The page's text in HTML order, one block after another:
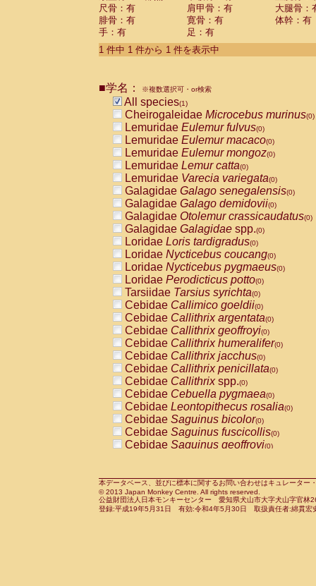
Cebidae Saguinus weddelli
Cebidae Saguinusspp.
Cebidae Aotus trivirgatus
Cebidae Cebus albifrons
CebidaeCebus nigrivittatus
CebidaeCebus
CebidaeSaimiri boliviensis(0)
CebidaeSaimiri sciureus(0)
AtelidaeAlouatta caraya(0)
AtelidaeAlouatta fusca(0)
AtelidaeAlouatta seniculus
AtelidaeAlouattaspp.(0)
AtelidaeAteles belzebuth(0)
AtelidaeAteles geoffroyi(0)
AtelidaeAteles paniscus(0)
AtelidaeAtelesspp.(0)
Atelidae Lagothrix lagothricha
AtelidaeLagothrix lagothricha cana
PitheciidaeCacajao calvus
PitheciidaeCallicebus cupreus
PitheciidaeCallicebus donacophilus
PitheciidaeCallicebus moloch
PitheciidaeCallicebus torquatus
PitheciidaeCallicebusspp.(0)
PitheciidaeChiropotes satanas(0)
PitheciidaePithecia monachus
PitheciidaePithecia pithecia(0)
CercopithecidaeCercocebus agilis
CercopithecidaeCercocebus
CercopithecidaeCercocebus
CercopithecidaeCercocebus
CercopithecidaeCercocebus
CercopithecidaeCercocebushybrid
CercopithecidaePapio anubis(0)
CercopithecidaePapio cynocephalus
CercopithecidaePapio hamadryas(0)
尺骨：有
肩甲骨：有
大腿骨：
腓骨：有
寛骨：有
体幹：有
手：有
足：有
1 件中 1 件から 1 件を表示中
■学名： ※複数選択可・or検索
All species(1)
Cheirogaleidae Microcebus murinus(0)
Lemuridae Eulemur fulvus(0)
Lemuridae Eulemur macaco(0)
Lemuridae Eulemur mongoz(0)
Lemuridae Lemur catta(0)
Lemuridae Varecia variegata(0)
Galagidae Galago senegalensis(0)
Galagidae Galago demidovii(0)
Galagidae Otolemur crassicaudatus(0)
Galagidae Galagidae spp.(0)
Loridae Loris tardigradus(0)
Loridae Nycticebus coucang(0)
Loridae Nycticebus pygmaeus(0)
Loridae Perodicticus potto(0)
Tarsiidae Tarsius syrichta(0)
Cebidae Callimico goeldii(0)
Cebidae Callithrix argentata(0)
Cebidae Callithrix geoffroyi(0)
Cebidae Callithrix humeralifer(0)
Cebidae Callithrix jacchus(0)
Cebidae Callithrix penicillata(0)
Cebidae Callithrixspp.(0)
Cebidae Cebuella pygmaea(0)
Cebidae Leontopithecus rosalia(0)
Cebidae Saguinus bicolor(0)
Cebidae Saguinus fuscicollis(0)
Cebidae Saguinus geoffroyi(0)
CebidaeSaguinus leucopus(0)
CebidaeSaguinus midas(0)
Cebidae Saguinus mystax(0)
本データベース、並びに標本に関するお問い合わせはキュレータ
© 2013 Japan Monkey Centre. All rights reserved.
公益財団法人日本モンキーセンター 愛知県犬山市大字犬山字官
登録:平成19年5月31日 有効:令和4年5月30日 取扱責任者:綿貫宏